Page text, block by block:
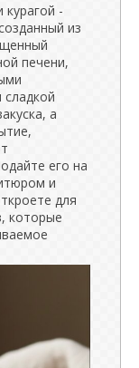
-
из
печени,
а
его на
и
для
которые